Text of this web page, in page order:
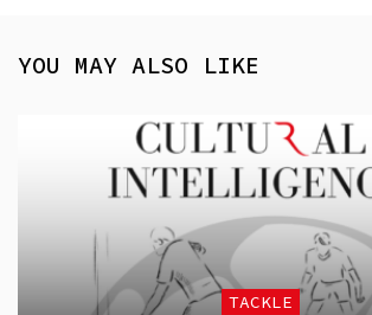
YOU MAY ALSO LIKE
TACKLE